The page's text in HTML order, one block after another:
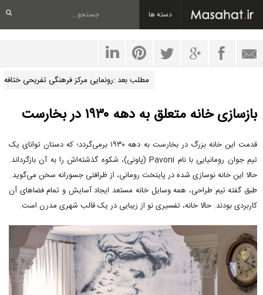
دسته ها
مطلب بعد :رونمایی مرکز فرهنگی تفریحی ختافه
بازسازی خانه متعلق به دهه ۱۹۳۰ در بخارست
قدمت این خانه بزرگ در بخارست به دهه ۱۹۳۰ برمی‌گردد؛ که دستان توانای یک
تیم جوان رومانیایی با نام Pavoni (پاونی)، شکوه گذشته‌اش را به آن بازگرداند.
حالا این خانه نوسازی شده در پایتخت رومانی، از ظرافتی جسورانه سخن می‌گوید.
طبق گفته تیم طراحی، همه وسایل خانه مستعد ایجاد آسایش و تمام فضاهای آن
کاربردی بودند. حالا خانه، تفسیری نو از زیبایی در یک قالب شهری مدرن است.